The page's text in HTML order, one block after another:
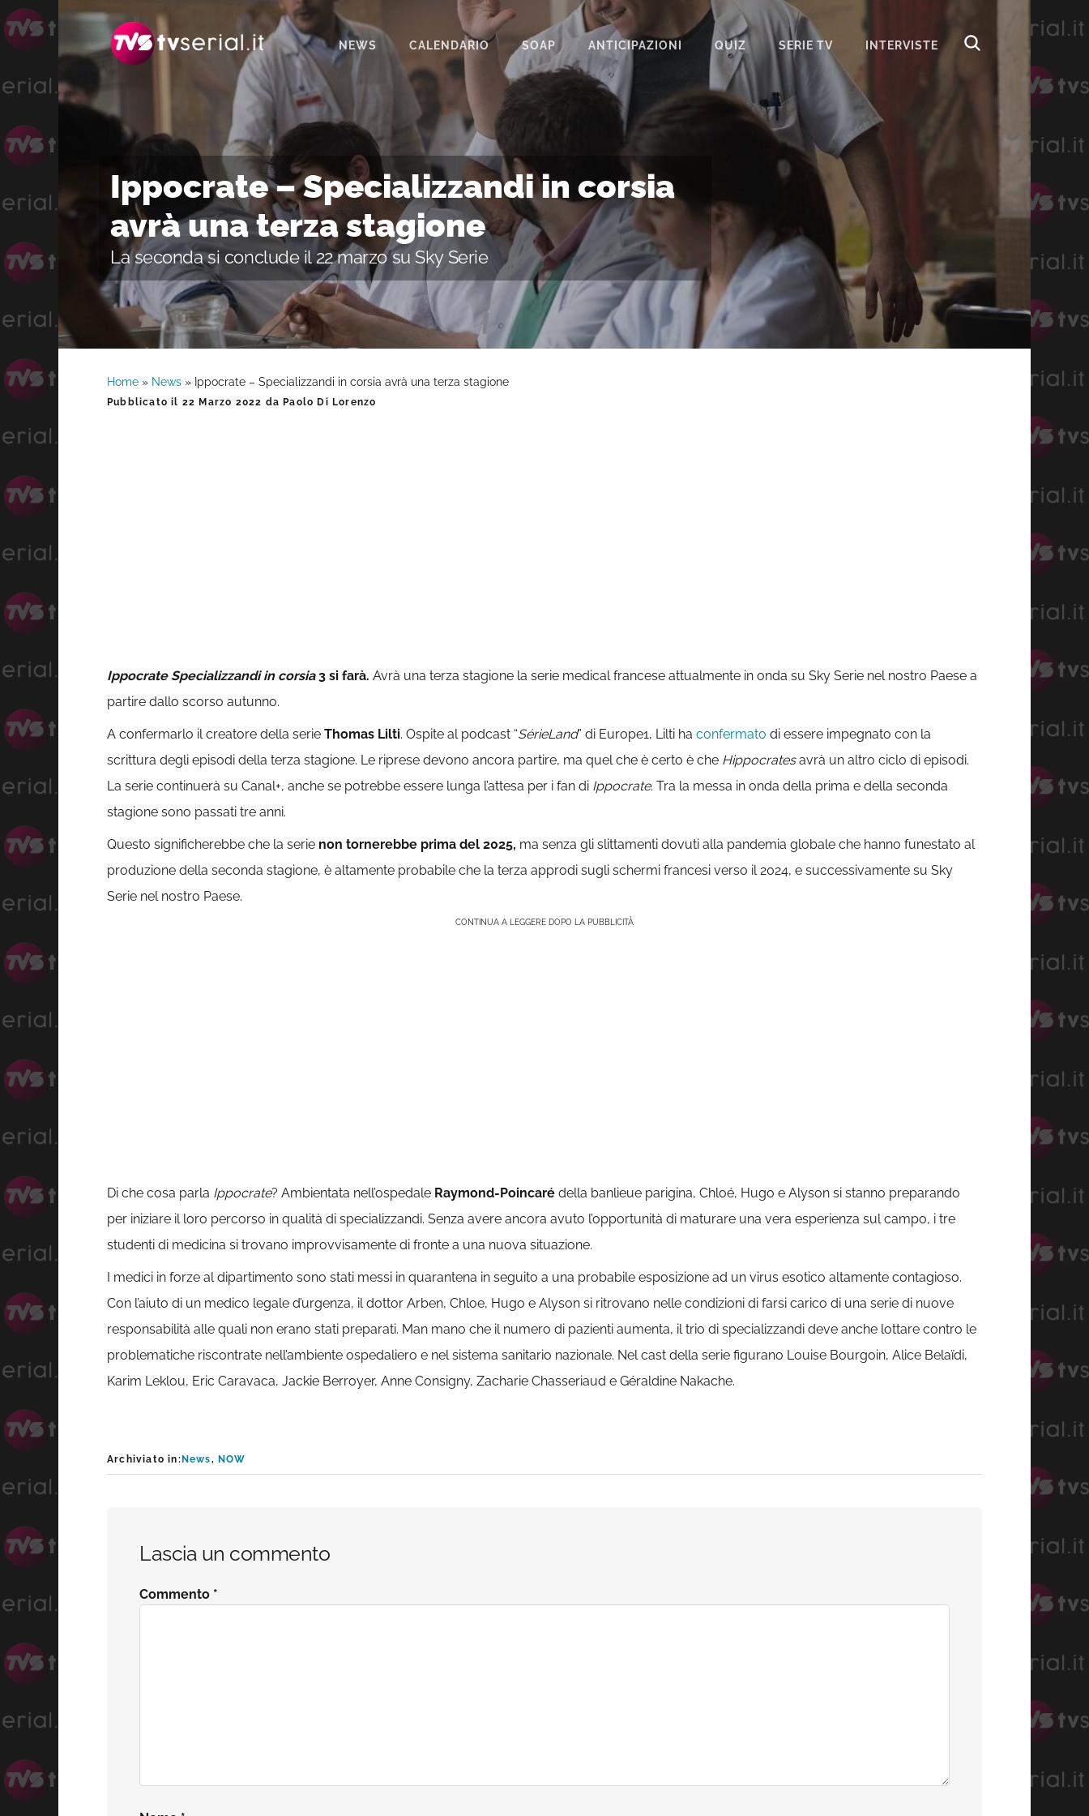
Passa
navigazione
primaria
Passa
contenuto
principale
Passa
barra
primaria
NEWS CALENDARIO SOAP
IL PARADISO DELLE SIGNORE
LA PROMESSA
SEGRETI DI FAMIGLIA
TEMPESTA D’AMORE
UN POSTO AL SOLE
ANTICIPAZIONI QUIZ SERIE TV INTERVISTE
Ippocrate – Specializzandi in corsia
avrà una terza stagione
La seconda si conclude il 22 marzo su Sky Serie
Home » News » Ippocrate – Specializzandi in corsia avrà una terza stagione
Pubblicato il 22 Marzo 2022 da Paolo Di Lorenzo
Ippocrate Specializzandi in corsia3 si farà. Avrà una terza stagione la serie medical francese attualmente in onda su Sky Serie nel nostro Paese a
partire dallo scorso autunno.
A confermarlo il creatore della serie Thomas Lilti. Ospite al podcast “SérieLand” di Europe1, Lilti ha confermato di essere impegnato con la
scrittura degli episodi della terza stagione. Le riprese devono ancora partire, ma quel che è certo è che Hippocratesavrà un altro ciclo di episodi.
La serie continuerà su Canal+, anche se potrebbe essere lunga l’attesa per i fan di Ippocrate. Tra la messa in onda della prima e della seconda
stagione sono passati tre anni.
Questo significherebbe che la serie non tornerebbe prima del 2025, ma senza gli slittamenti dovuti alla pandemia globale che hanno funestato al
produzione della seconda stagione, è altamente probabile che la terza approdi sugli schermi francesi verso il 2024, e successivamente su Sky
Serie nel nostro Paese.
CONTINUA A LEGGERE DOPO LA PUBBLICITÀ
Di che cosa parla Ippocrate? Ambientata nell’ospedale Raymond-Poincaré della banlieue parigina, Chloé, Hugo e Alyson si stanno preparando
per iniziare il loro percorso in qualità di specializzandi. Senza avere ancora avuto l’opportunità di maturare una vera esperienza sul campo, i tre
studenti di medicina si trovano improvvisamente di fronte a una nuova situazione.
I medici in forze al dipartimento sono stati messi in quarantena in seguito a una probabile esposizione ad un virus esotico altamente contagioso.
Con l’aiuto di un medico legale d’urgenza, il dottor Arben, Chloe, Hugo e Alyson si ritrovano nelle condizioni di farsi carico di una serie di nuove
responsabilità alle quali non erano stati preparati. Man mano che il numero di pazienti aumenta, il trio di specializzandi deve anche lottare contro le
problematiche riscontrate nell’ambiente ospedaliero e nel sistema sanitario nazionale. Nel cast della serie figurano Louise Bourgoin, Alice Belaïdi,
Karim Leklou, Eric Caravaca, Jackie Berroyer, Anne Consigny, Zacharie Chasseriaud e Géraldine Nakache.
Archiviato in: News, NOW
Lascia un commento
Commento *
Barra